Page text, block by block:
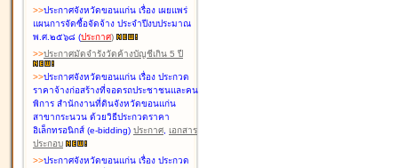
>>ประกาศจังหวัดขอนแก่น เรื่อง เผยแพร่
แผนการจัดซื้อจัดจ้าง ประจำปีงบประมาณ
พ.ศ.๒๕๖๘ (ประกาศ)
>>ประกาศมัดจำรังวัดค้างบัญชีเกิน 5 ปี
>>ประกาศจังหวัดขอนแก่น เรื่อง ประกวด
ราคาจ้างก่อสร้างที่จอดรถประชาชนและคน
พิการ สำนักงานที่ดินจังหวัดขอนแก่น
สาขากระนวน ด้วยวิธีประกวดราคา
อิเล็กทรอนิกส์ (e-bidding) ประกาศ, เอกสาร
ประกอบ
>>ประกาศจังหวัดขอนแก่น เรื่อง ประกวด